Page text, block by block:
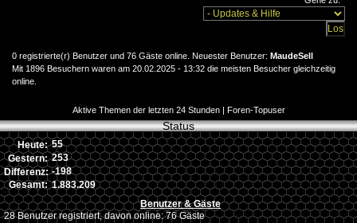
0 registrierte(r) Benutzer und 76 Gäste online. Neuester Benutzer: MaudeSell
Mit 1896 Besuchern waren am 20.02.2025 - 13:32 die meisten Besucher gleichzeitig
online.
Aktive Themen der letzten 24 Stunden| Foren-Topuser
Status
Heute: 55
Gestern: 253
Differenz: -198
Gesamt: 1.883.209
Benutzer & Gäste
28 Benutzer registriert, davon online: 76 Gäste